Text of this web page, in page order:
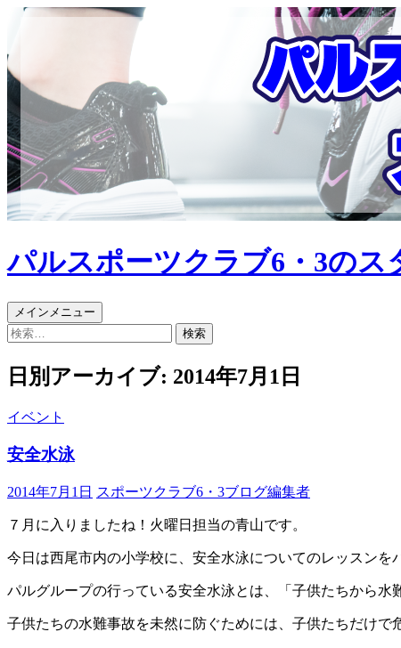
パルスポーツクラブ6・3のス
検
索
メインメニュー コ
ン
テ
ン
ツ
検
日別アーカイブ: 2014年7月1日
イベント
安全水泳
2014年7月1日 スポーツクラブ6・3ブログ編集者
７月に入りましたね！火曜日担当の青山です。
今日は西尾市内の小学校に、安全水泳についてのレッスンを
パルグループの行っている安全水泳とは、「子供たちから
子供たちの水難事故を未然に防ぐためには、子供たちだけで